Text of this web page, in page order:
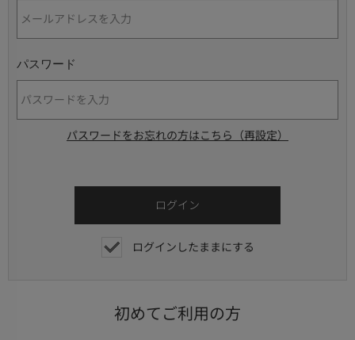
パスワード
パスワードをお忘れの方はこちら（再設定）
ログインしたままにする
初めてご利用の方